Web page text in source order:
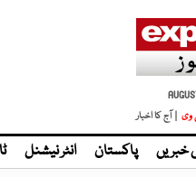
وی | آج کا اخبار
پاکستان انٹر نیشنل